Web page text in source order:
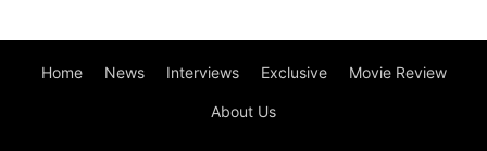
Home News Interviews Exclusive Movie Review
About Us